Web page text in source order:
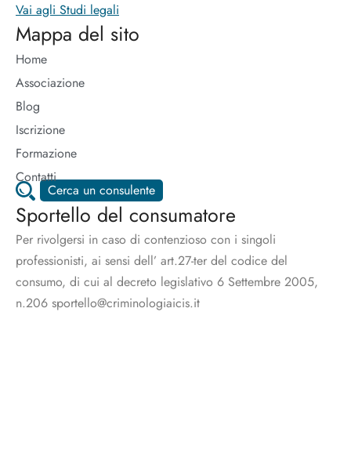
Vai agli Studi legali
Mappa del sito
Home
Associazione
Blog
Iscrizione
Formazione
Contatti
Cerca un consulente
Sportello del consumatore
Per rivolgersi in caso di contenzioso con i singoli
professionisti, ai sensi dell’ art.27-ter del codice del
consumo, di cui al decreto legislativo 6 Settembre 2005,
n.206 sportello@criminologiaicis.it